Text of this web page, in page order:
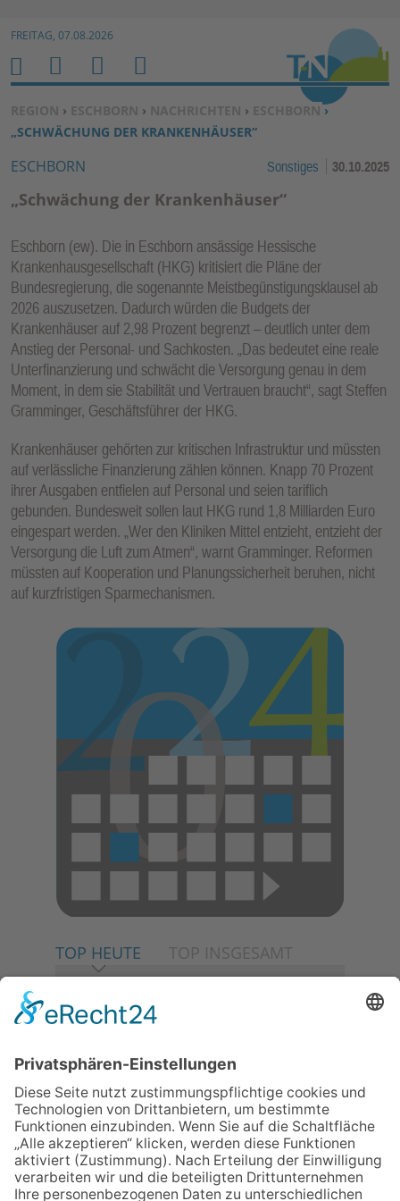
Zum Inhalt springen ↓
FREITAG, 07.08.2026
SIE BEFINDEN SICH HIER:
REGION › ESCHBORN › NACHRICHTEN › ESCHBORN›
„SCHWÄCHUNG DER KRANKENHÄUSER“
ESCHBORN Sonstiges 30.10.2025
„Schwächung der Krankenhäuser“
Eschborn (ew). Die in Eschborn ansässige Hessische
Krankenhausgesellschaft (HKG) kritisiert die Pläne der
Bundesregierung, die sogenannte Meistbegünstigungsklausel ab
2026 auszusetzen. Dadurch würden die Budgets der
Krankenhäuser auf 2,98 Prozent begrenzt – deutlich unter dem
Anstieg der Personal- und Sachkosten. „Das bedeutet eine reale
Unterfinanzierung und schwächt die Versorgung genau in dem
Moment, in dem sie Stabilität und Vertrauen braucht“, sagt Steffen
Gramminger, Geschäftsführer der HKG.
Krankenhäuser gehörten zur kritischen Infrastruktur und müssten
auf verlässliche Finanzierung zählen können. Knapp 70 Prozent
ihrer Ausgaben entfielen auf Personal und seien tariflich
gebunden. Bundesweit sollen laut HKG rund 1,8 Milliarden Euro
eingespart werden. „Wer den Kliniken Mittel entzieht, entzieht der
Versorgung die Luft zum Atmen“, warnt Gramminger. Reformen
müssten auf Kooperation und Planungssicherheit beruhen, nicht
auf kurzfristigen Sparmechanismen.
TOP HEUTE TOP INSGESAMT
06.08.2026
Baustellenführung führt auch in
die Zukunft der Stadt
Königstein
06.08.2026
Klinikforum zum Thema
Karpaltunnelsyndrom
06.08.2026
Gewinnspiel zum Start ins
H
O
M
E
M
E
N
U
S
U
C
N
B
E
N
Z
R
F
U
N
K
TI
O
N
E
N